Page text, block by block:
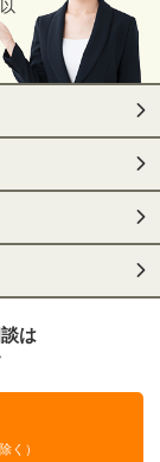
は
く）